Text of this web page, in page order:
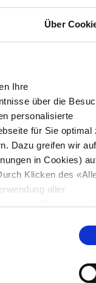
Über
Ihre
über die
personalisierte
für Sie optimal
Dazu greifen wir auf
in Cookies)
Klicken des
aller
klicken.
gemeldet und haben
Informationen